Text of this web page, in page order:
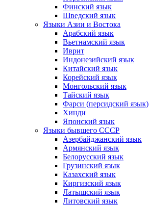
Финский язык
Шведский язык
Языки Азии и Востока
Арабский язык
Вьетнамский язык
Иврит
Индонезийский язык
Китайский язык
Корейский язык
Монгольский язык
Тайский язык
Фарси (персидский язык)
Хинди
Японский язык
Языки бывшего СССР
Азербайджанский язык
Армянский язык
Белорусский язык
Грузинский язык
Казахский язык
Киргизский язык
Латышский язык
Литовский язык